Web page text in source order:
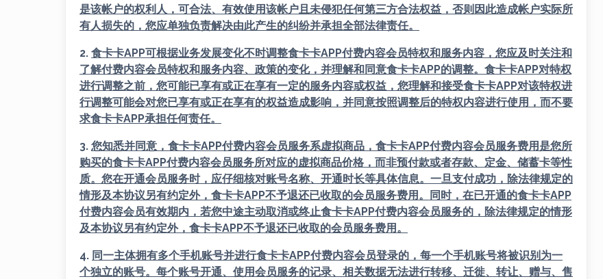
是该帐户的权利人，可合法、有效使用该帐户且未侵犯任何第三方合法权益，否则因此造成帐户实际所
有人损失的，您应单独负责解决由此产生的纠纷并承担全部法律责任。
2. 食卡卡APP可根据业务发展变化不时调整食卡卡APP付费内容会员特权和服务内容，您应及时关注和
了解付费内容会员特权和服务内容、政策的变化，并理解和同意食卡卡APP的调整。 食卡卡APP对特权
进行调整之前，您可能已享有或正在享有一定的服务内容或权益，您理解和接受食卡卡APP对该特权进
行调整可能会对您已享有或正在享有的权益造成影响，并同意按照调整后的特权内容进行使用，而不要
求食卡卡APP承担任何责任。
3. 您知悉并同意， 食卡卡APP付费内容会员服务系虚拟商品， 食卡卡APP付费内容会员服务费用是您所
购买的食卡卡APP付费内容会员服务所对应的虚拟商品价格，而非预付款或者存款、定金、储蓄卡等性
质。您在开通会员服务时，应仔细核对账号名称、开通时长等具体信息。一旦支付成功，除法律规定的
情形及本协议另有约定外， 食卡卡APP不予退还已收取的会员服务费用。同时，在已开通的食卡卡APP
付费内容会员有效期内，若您中途主动取消或终止食卡卡APP付费内容会员服务的，除法律规定的情形
及本协议另有约定外， 食卡卡APP不予退还已收取的会员服务费用。
4. 同一主体拥有多个手机账号并进行食卡卡APP付费内容会员登录的，每一个手机账号将被识别为一
个独立的账号。每个账号开通、使用会员服务的记录、相关数据无法进行转移、迁徙、转让、赠与、售